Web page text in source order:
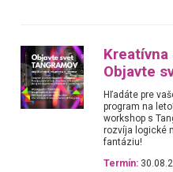
Objavte
Hľadáte pre
program na
workshop s
rozvíja logické
fantáziu!
Termín: